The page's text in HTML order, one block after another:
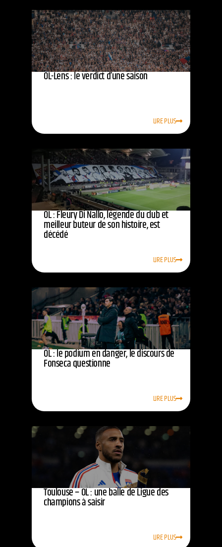
OL-Lens : le verdict d’une saison
LIRE PLUS
OL : Fleury Di Nallo, légende du club et
meilleur buteur de son histoire, est
décédé
LIRE PLUS
OL : le podium en danger, le discours de
Fonseca questionne
LIRE PLUS
Toulouse – OL : une balle de Ligue des
champions à saisir
LIRE PLUS